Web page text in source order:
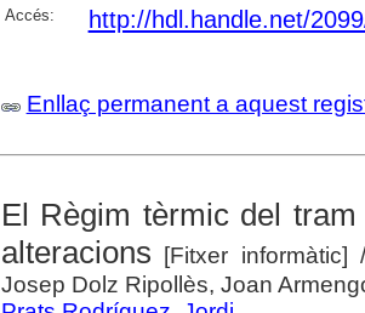
Accés: http://hdl.handle.net/
Enllaç permanent a aquest
El Règim tèrmic del
alteracions [Fitxer informàtic]
Josep Dolz Ripollès, Joan